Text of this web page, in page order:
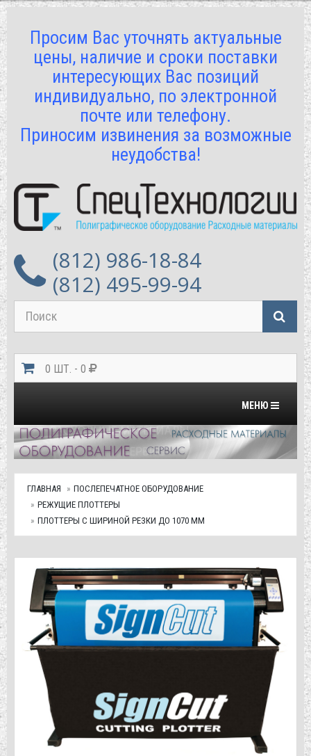
Просим Вас уточнять актуальные
цены, наличие и сроки поставки
интересующих Вас позиций
индивидуально, по электронной
почте или телефону.
Приносим извинения за возможные
неудобства!
(812) 986-18-84
(812) 495-99-94
0 ШТ. - 0
Переключить
МЕНЮ
ГЛАВНАЯ
ПОСЛЕПЕЧАТНОЕ ОБОРУДОВАНИЕ
РЕЖУЩИЕ ПЛОТТЕРЫ
ПЛОТТЕРЫ С ШИРИНОЙ РЕЗКИ ДО 1070 ММ